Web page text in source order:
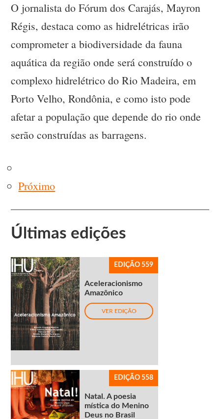
O jornalista do Fórum dos Carajás, Mayron
Régis, destaca como as hidrelétricas irão
comprometer a biodiversidade da fauna
aquática da região onde será construído o
complexo hidrelétrico do Rio Madeira, em
Porto Velho, Rondônia, e como isto pode
afetar a população que depende do rio onde
serão construídas as barragens.
Próximo
Últimas edições
EDIÇÃO 559
Aceleracionismo
Amazônico
VER EDIÇÃO
EDIÇÃO 558
Natal. A poesia
mística do Menino
Deus no Brasil